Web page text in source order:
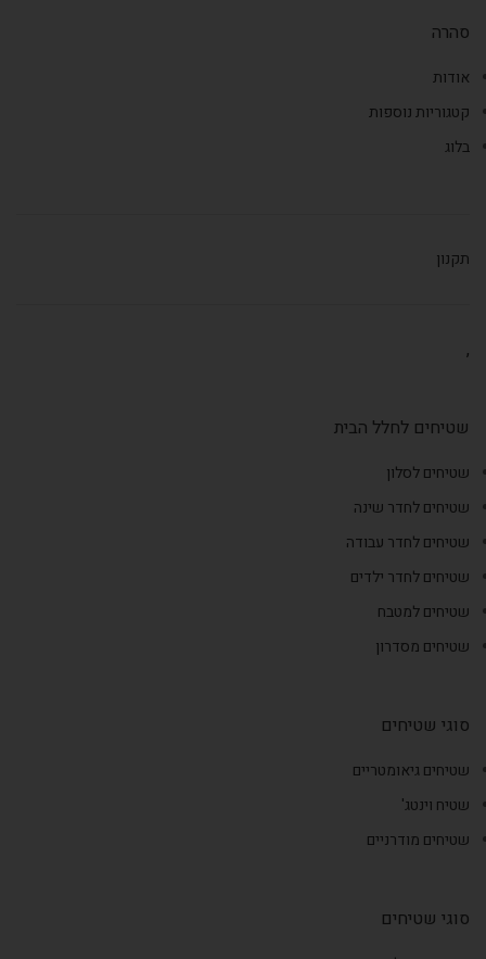
סהרה
אודות
קטגוריות נוספות
בלוג
תקנון
,
שטיחים לחלל הבית
שטיחים לסלון
שטיחים לחדר שינה
שטיחים לחדר עבודה
שטיחים לחדר ילדים
שטיחים למטבח
שטיחים מסדרון
סוגי שטיחים
שטיחים גיאומטריים
שטיח וינטג'
שטיחים מודרניים
סוגי שטיחים